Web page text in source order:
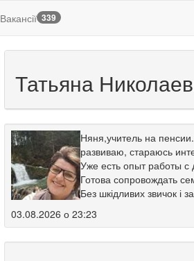
Вакансії 339
Татьяна
Няня,учитель на
развиваю, стараюсь
Уже есть опыт работы с
Готова сопровождать
Без шкідливих звичок і
03.08.2026 о 23:23